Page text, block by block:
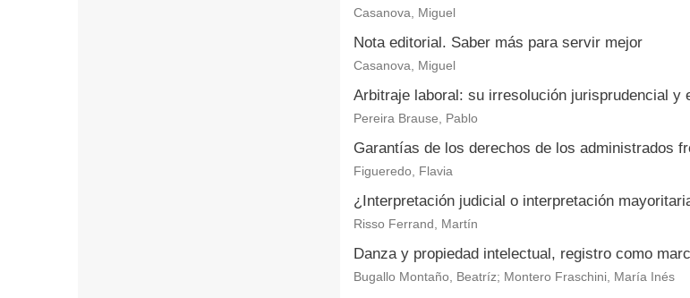
Casanova, Miguel
Nota editorial. Saber más para servir mejor
Casanova, Miguel
Arbitraje laboral: su irresolución jurisprudencial y
Pereira Brause, Pablo
Garantías de los derechos de los administrados
Figueredo, Flavia
¿Interpretación judicial o interpretación
Risso Ferrand, Martín
Danza y propiedad intelectual, registro como
Bugallo Montaño, Beatríz; Montero Fraschini, María Inés